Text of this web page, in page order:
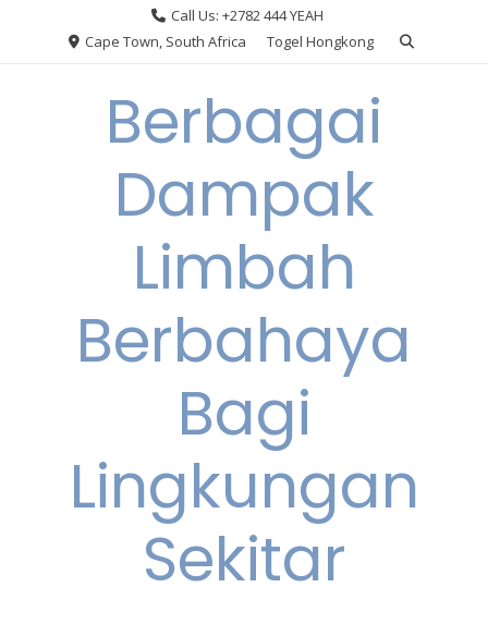
Call Us: +2782 444 YEAH
Cape Town, South Africa
Togel Hongkong
Berbagai
Dampak
Limbah
Berbahaya
Bagi
Lingkungan
Sekitar